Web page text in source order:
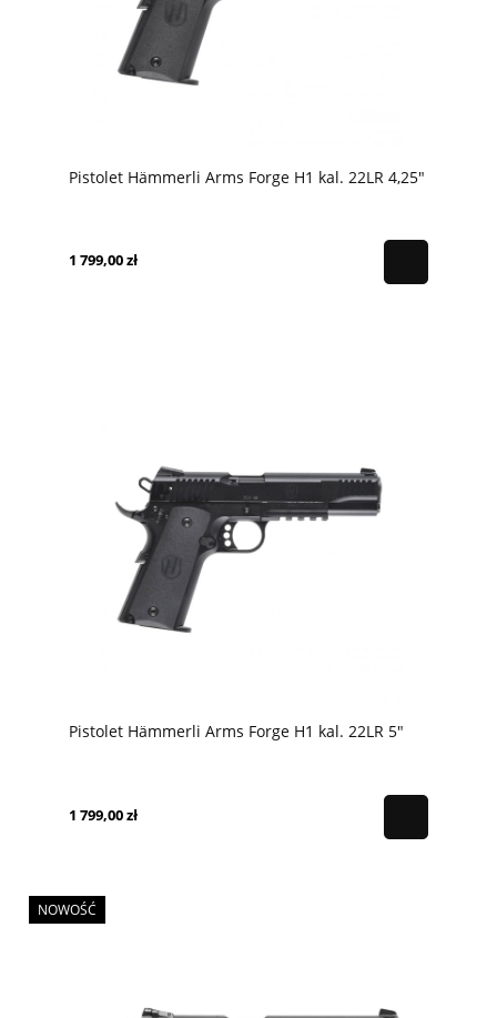
Pistolet Hämmerli Arms Forge H1 kal. 22LR 4,25"
1 799,00 zł
Pistolet Hämmerli Arms Forge H1 kal. 22LR 5"
1 799,00 zł
NOWOŚĆ